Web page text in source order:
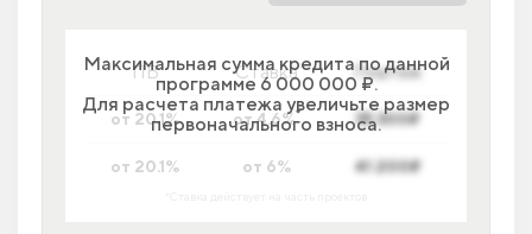
Максимальная сумма кредита по данной
программе 6 000 000 ₽.
Для расчета платежа увеличьте размер
первоначального взноса.
ПВ Ставка Платеж
от 20.1% от 4.6%* 35 300₽
от 20.1% от 6% 41 200₽